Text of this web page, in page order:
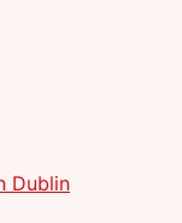
Dublin